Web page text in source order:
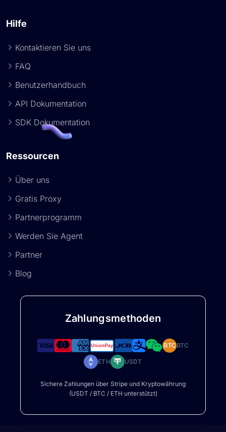
Hilfe
Kontaktieren Sie uns
FAQ
Benutzerhandbuch
API Dokumentation
SDK Dokumentation
Ressourcen
Über uns
Gratis Proxy
Partnerprogramm
Werden Sie Agent
Partner
Blog
Zahlungsmethoden
BTCBTC
ETH USDT
Sichere Zahlungen über Stripe und Kryptowährung
(USDT / BTC / ETH unterstützt)